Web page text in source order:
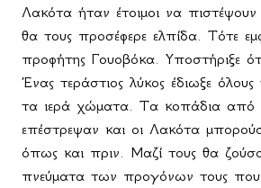
Λακότα ήταν έτοιμοι να
θα τους προσέφερε ελπίδα. Τότε
προφήτης Γουοβόκα Υποστήριξε
Ένας τεράστιος λύκος έδιωξε
τα ιερά χώματα. Τα κοπάδια από
επέστρεψαν και οι Λακότα
όπως και πριν. Μαζί τους θα
πνεύματα των προγόνων τους που